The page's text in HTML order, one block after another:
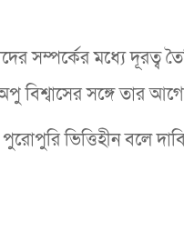
সম্পর্কের মধ্যে দূরত্ব
বিশ্বাসের সঙ্গে তার
ভিত্তিহীন বলে